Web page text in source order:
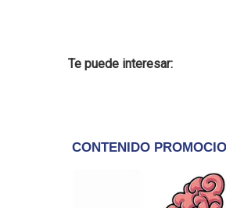
Te puede interesar: